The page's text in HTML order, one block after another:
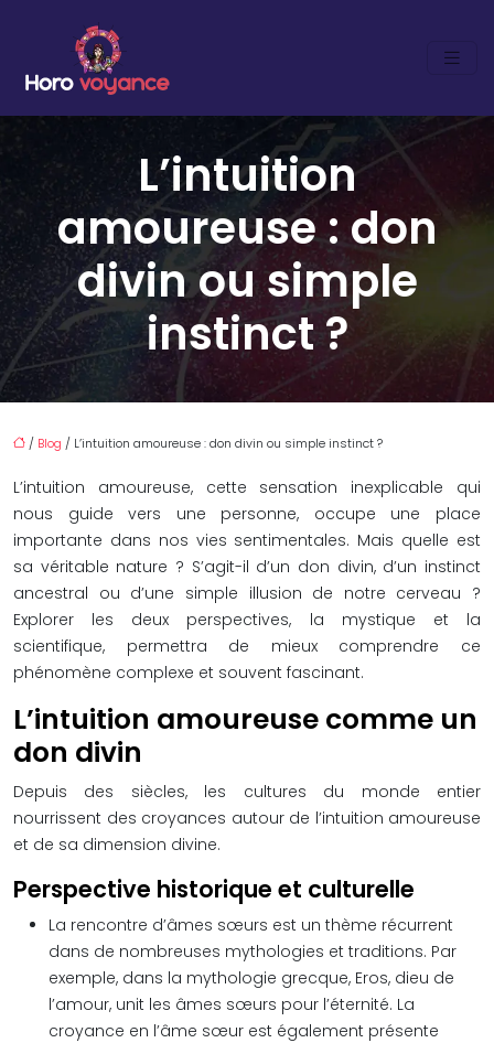
L’intuition
amoureuse : don
divin ou simple
instinct ?
/ Blog / L’intuition amoureuse : don divin ou simple instinct ?
L’intuition amoureuse, cette sensation inexplicable qui
nous guide vers une personne, occupe une place
importante dans nos vies sentimentales. Mais quelle est
sa véritable nature ? S’agit-il d’un don divin, d’un instinct
ancestral ou d’une simple illusion de notre cerveau ?
Explorer les deux perspectives, la mystique et la
scientifique, permettra de mieux comprendre ce
phénomène complexe et souvent fascinant.
L’intuition amoureuse comme un
don divin
Depuis des siècles, les cultures du monde entier
nourrissent des croyances autour de l’intuition amoureuse
et de sa dimension divine.
Perspective historique et culturelle
La rencontre d’âmes sœurs est un thème récurrent
dans de nombreuses mythologies et traditions. Par
exemple, dans la mythologie grecque, Eros, dieu de
l’amour, unit les âmes sœurs pour l’éternité. La
croyance en l’âme sœur est également présente